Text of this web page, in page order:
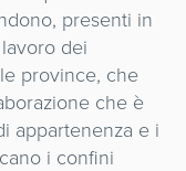
presenti in
dei
province, che
che è
appartenenza e i
i confini